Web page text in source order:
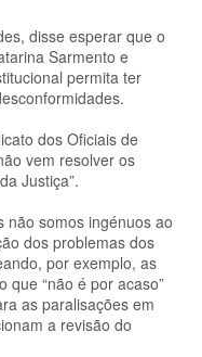
disse esperar que o
Sarmento e
permita ter
dos Oficiais de
vem resolver os
Justiça”.
não somos ingénuos ao
dos problemas dos
por exemplo, as
que “não é por acaso”
as paralisações em
a revisão do